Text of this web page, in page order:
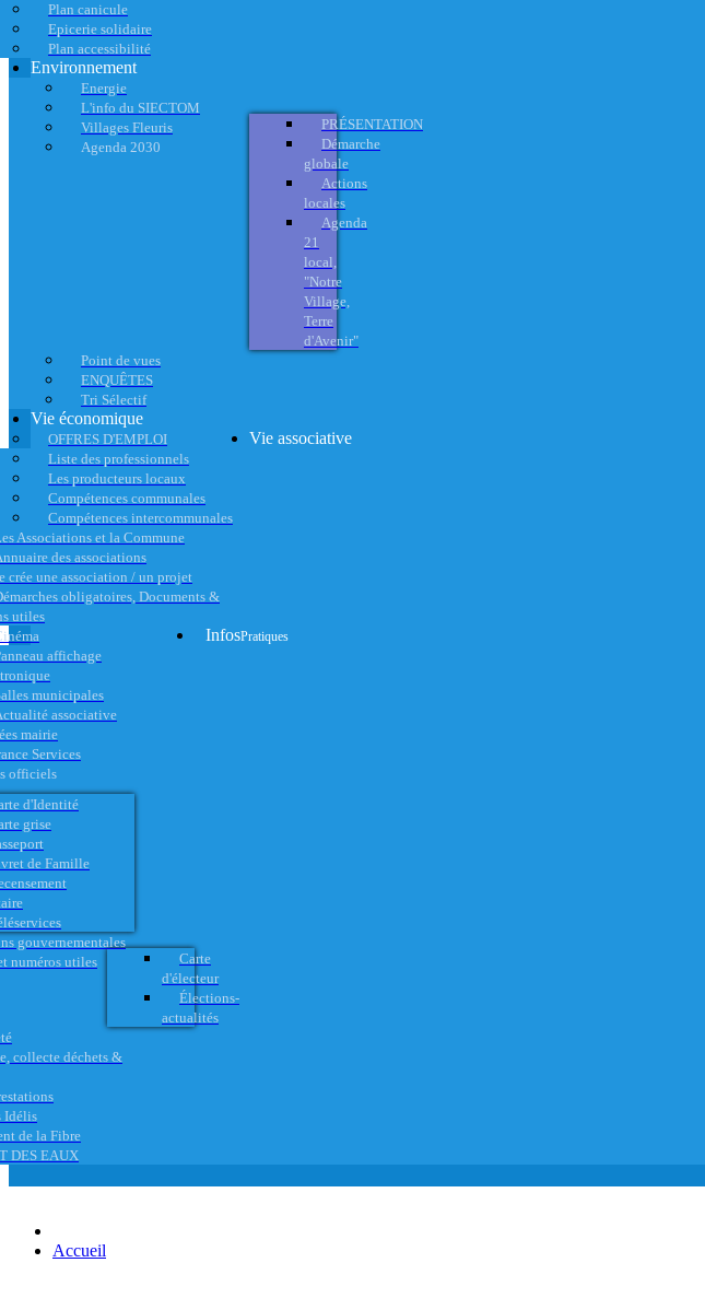
Plan canicule
Epicerie solidaire
Plan accessibilité
Environnement
Energie
L'info du SIECTOM
Villages Fleuris
Agenda 2030
PRÉSENTATION
Démarche
globale
Actions
locales
Agenda
21
local,
"Notre
Village,
Terre
d'Avenir"
Point de vues
ENQUÊTES
Tri Sélectif
Vie économique
OFFRES D'EMPLOI
Liste des professionnels
Les producteurs locaux
Compétences communales
Compétences intercommunales
Vie associative
Associations et la Commune
des associations
crée une association / un projet
obligatoires, Documents &
utiles
affichage
municipales
associative
InfosPratiques
mairie
Services
officiels
d'Identité
grise
de Famille
gouvernementales
numéros utiles
Carte
d'électeur
Élections-
actualités
collecte déchets &
Idélis
de la Fibre
DES EAUX
Accueil